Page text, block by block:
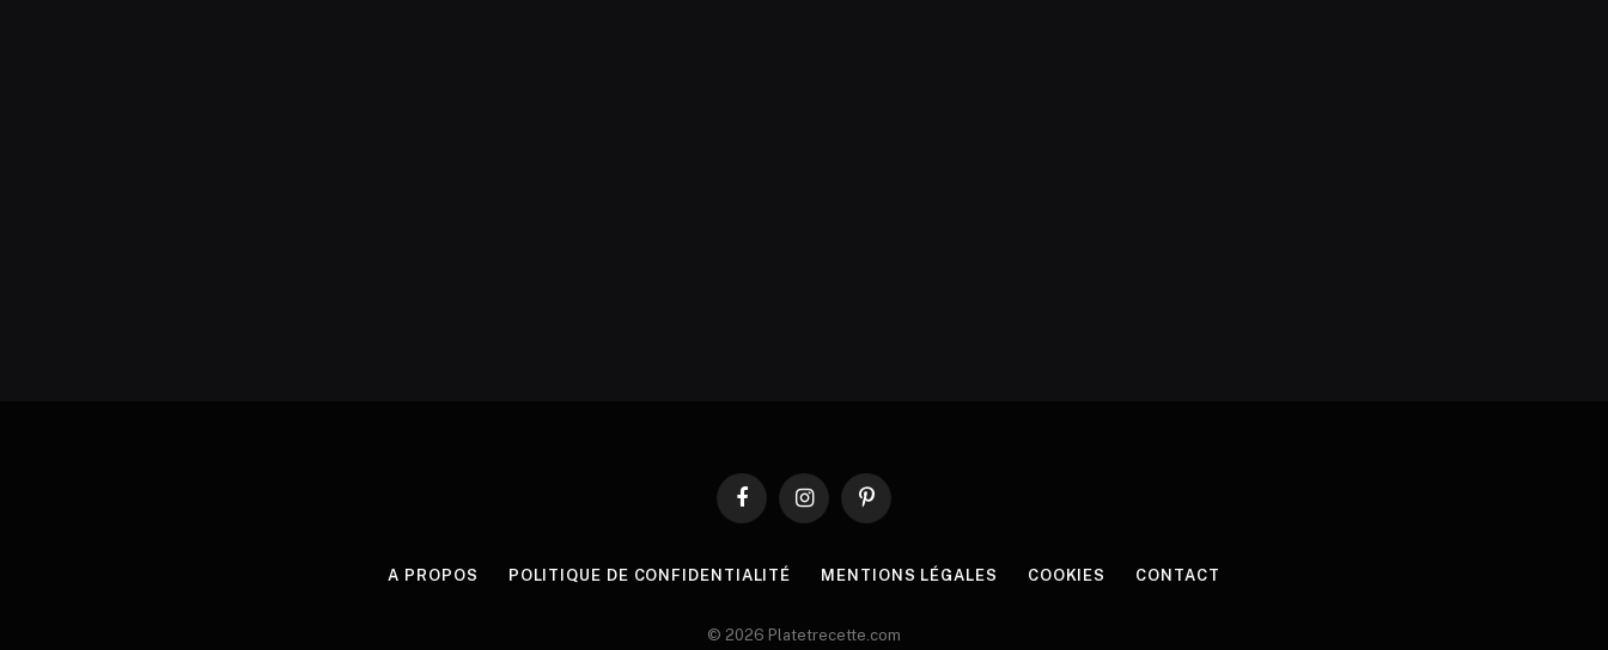
FacebookInstagramPinterest
A PROPOS POLITIQUE DE CONFIDENTIALITÉ MENTIONS LÉGALES COOKIES CONTACT
© 2026 Platetrecette.com